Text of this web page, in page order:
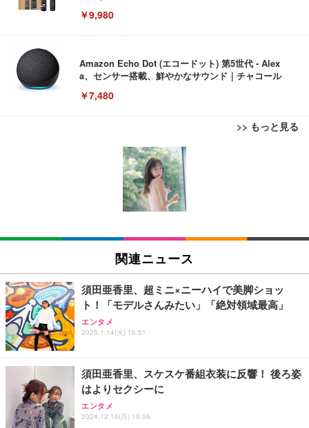
￥9,980
Amazon Echo Dot (エコードット) 第5世代 - Alex
a、センサー搭載、鮮やかなサウンド｜チャコール
￥7,480
>> もっと見る
[EdoErgo] オフィスチェア 椅子 テレワーク 疲れな
い 跳ね上げ式アームレスト コンパクト 約105度ロッ
キング pc 事務椅子 360度回転 座面昇降 強化ナイロ
ン樹脂ベース 通気性メッシュ 在宅ワーク H-WY01
(黒網+黒枠+黒足)
SIHOO B100 オフィスチェア／デスクチェア メッシ
ュチェア 人間工学 疲れない ブラック
￥27,999
Sezlife オフィスチェア デスクチェア 疲れない テレ
ワーク チェア 強化バックレスト 30度ロッキング機
能 人間工学 椅子 腰サポート 90度跳ね上げ式アーム
ョン PCチェア 通気性メッシュ ゲーミング/勉強/事
務用 おしゃれ パソコンチェア (ブラック)
Sezlife オフィスチェア デスクチェア 疲れない テレ
ワーク チェア 強化バックレスト 30度ロッキング機
能 人間工学 椅子 腰サポート 90度跳ね上げ式アーム
EIZO ビジネス向けプレミアムモニター | FlexScan
EV3240X-WT | 31.5型4K UHD・USB Type-C・ホワ
￥105,595
EIZO ビジネス向けプレミアムモニター | FlexScan
￥109,572
【純正品】27"ゲーミングモニター DualSense 充電
フック付き（CFI-ZDM1J）
【整備済み品】Dell E2724HS 27インチ 液晶モニタ
ー フルHD（1920×1080）VA 非光沢 HDMI/DisplayP
ort/VGA スピーカー内蔵 高さ調整 スイベル VESA対
Amazonベーシック ペットシーツ 薄型 レギュラー 1
回使い捨て 無香料 ホワイト 300枚
Amazonベーシック ペットシーツ 厚型 ワイド 42枚
x2袋(84枚) ホワイト(吸収面:ライトブルー)
￥3,234
ネオ・ルーライフ ネオ・オムツ L 中型犬用 26枚入
り 単品
Smart Basic(スマートベーシック) 【Amazon.co.jp
限定】 Smart Basic アイリスオーヤマ ペットシーツ
超厚型 お徳用 ワイド 100枚入 (x 1) (ケース販売)
関連ニュース
須田亜香里、超ミニ×ニーハイで美脚ショッ
ト！「モデルさんみたい」「絶対領域最高」
エンタメ
2025.1.14(火) 16:51
須田亜香里、スケスケ番組衣装に反響！ 後ろ姿
はよりセクシーに
エンタメ
2024.12.16(月) 19:06